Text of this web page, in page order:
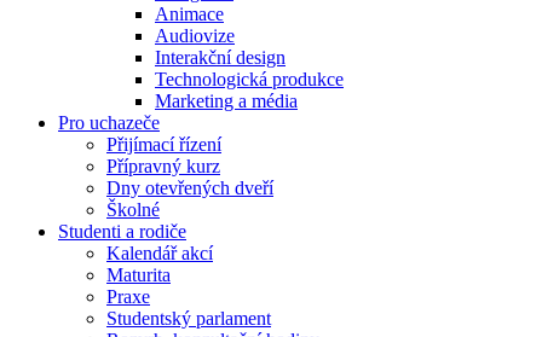
Animace
Audiovize
Interakční design
Technologická produkce
Marketing a média
Pro uchazeče
Přijímací řízení
Přípravný kurz
Dny otevřených dveří
Školné
Studenti a rodiče
Kalendář akcí
Maturita
Praxe
Studentský parlament